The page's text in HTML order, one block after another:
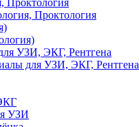
Проктология
Проктология
УЗИ, ЭКГ, Рентгена
для УЗИ, ЭКГ, Рентгена
УЗИ